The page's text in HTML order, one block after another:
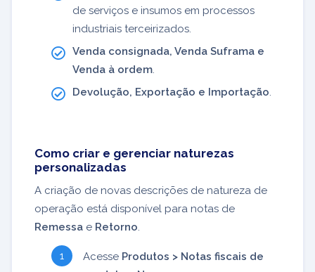
de serviços e insumos em processos
industriais terceirizados.
Venda consignada, Venda Suframa e
Venda à ordem
Devolução, Exportação e Importação
Como criar e gerenciar naturezas
personalizadas
A criação de novas descrições de natureza de
operação está disponível para notas de
Remessa e Retorno
Acesse Produtos > Notas fiscais de